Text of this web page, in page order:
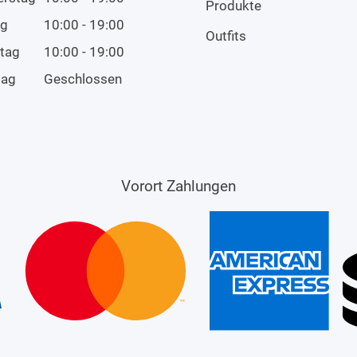
10:00 - 19:00
10:00 - 19:00
Geschlossen
Produkte
Outfits
Vorort Zahlungen